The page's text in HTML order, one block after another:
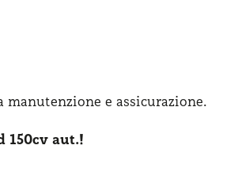
manutenzione e assicurazione.
150cv aut.!